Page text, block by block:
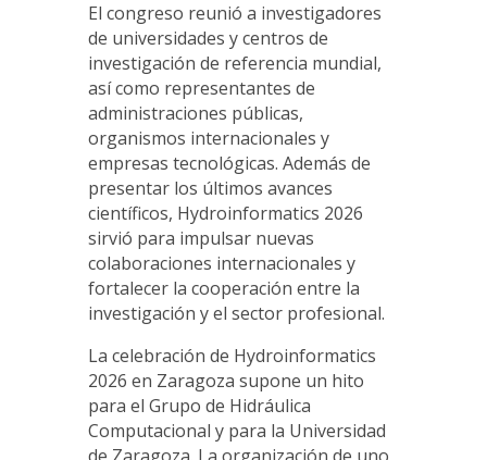
El congreso reunió a investigadores
de universidades y centros de
investigación de referencia mundial,
así como representantes de
administraciones públicas,
organismos internacionales y
empresas tecnológicas. Además de
presentar los últimos avances
científicos, Hydroinformatics 2026
sirvió para impulsar nuevas
colaboraciones internacionales y
fortalecer la cooperación entre la
investigación y el sector profesional.
La celebración de Hydroinformatics
2026 en Zaragoza supone un hito
para el Grupo de Hidráulica
Computacional y para la Universidad